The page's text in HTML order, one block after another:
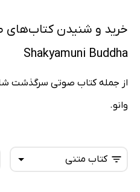
خرید و شنیدن کتاب‌های
Shakyamuni Buddha
از جمله کتاب صوتی سرگذشت
وانو.
کتاب متنی